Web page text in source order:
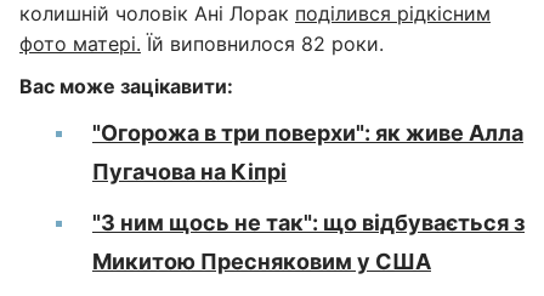
колишній чоловік Ані Лорак поділився рідкісним
фото матері. Їй виповнилося 82 роки.
Вас може зацікавити:
"Огорожа в три поверхи": як живе Алла
Пугачова на Кіпрі
"З ним щось не так": що відбувається з
Микитою Пресняковим у США